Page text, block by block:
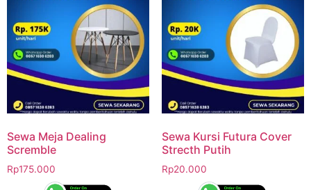
Sewa Meja Dealing
Scremble
Rp175.000
Sewa Kursi Futura Cover
Strecth Putih
Rp20.000